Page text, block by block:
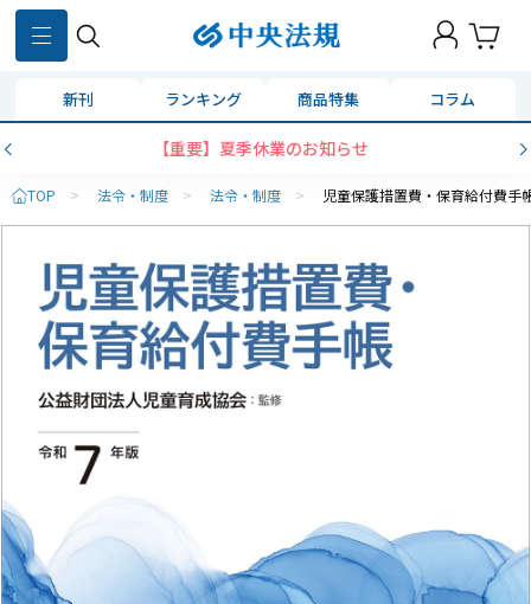
新刊 ランキング 商品特集 コラム
コンビニ決済に「セブンイレブン」を追加いた
TOP > 法令・制度 > 法令・制度 > 児童保護措置費・保育給付費